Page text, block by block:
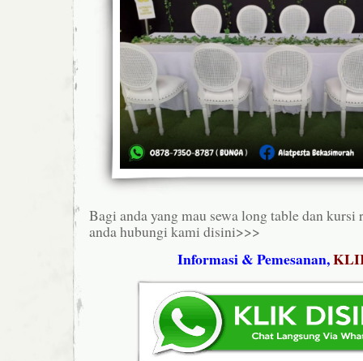
Bagi anda yang mau sewa long table dan
anda hubungi kami disini>>>
Informasi & Pemesanan,